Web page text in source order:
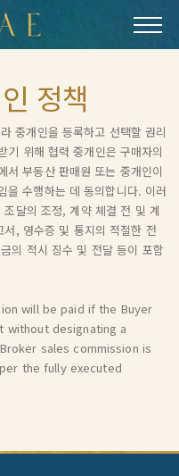
정책
중개인을 등록하고 선택할 권리
기 위해 협력 중개인은 구매자의
서 부동산 판매원 또는 중개인이
을 수행하는 데 동의합니다. 이러
달의 조정, 계약 체결 전 및 계
, 영수증 및 통지의 적절한 전
의 적시 징수 및 전달 등이 포함
will be paid if the Buyer
without designating a
sales commission is
the fully executed